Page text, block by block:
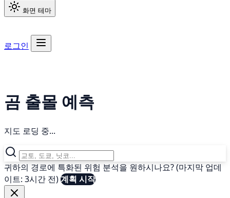
화면 테마
로그인
곰 출몰 예측
지도 로딩 중...
귀하의 경로에 특화된 위험 분석을 원하시나요? (마지막 업데
이트: 3시간 전)계획 시작